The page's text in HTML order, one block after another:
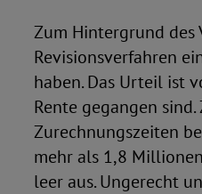
Zum Hintergrund des
Revisionsverfahren
haben. Das Urteil ist
Rente gegangen
Zurechnungszeiten
mehr als 1,8
leer aus. Ungerecht